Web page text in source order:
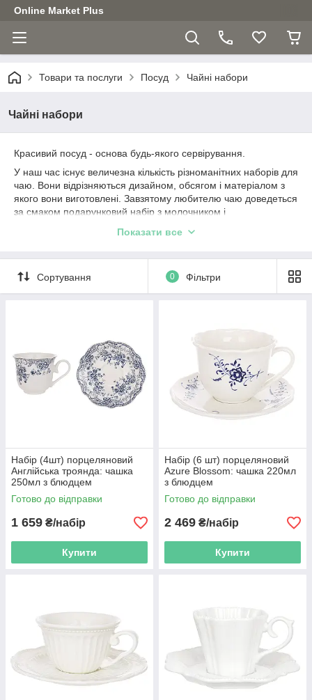
Online Market Plus
Товари та послуги Посуд Чайні набори
Чайні набори
Красивий посуд - основа будь-якого сервірування.
У наш час існує величезна кількість різноманітних наборів для
чаю. Вони відрізняються дизайном, обсягом і матеріалом з
якого вони виготовлені. Завзятому любителю чаю доведеться
за смаком подарунковий набір з молочником і
подарувати другові або сім'ї, яка щойно переїхала в новий
Показати все
Сортування 0 Фільтри
Набір (4шт) порцеляновий
Англійська троянда: чашка
250мл з блюдцем
Готово до відправки
1 659 ₴/набір
Купити
Набір (6 шт) порцеляновий
Azure Blossom: чашка 220мл
з блюдцем
Готово до відправки
2 469 ₴/набір
Купити